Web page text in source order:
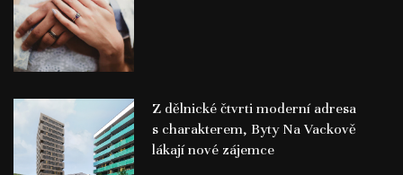
Z dělnické čtvrti moderní adresa
s charakterem, Byty Na Vackově
lákají nové zájemce